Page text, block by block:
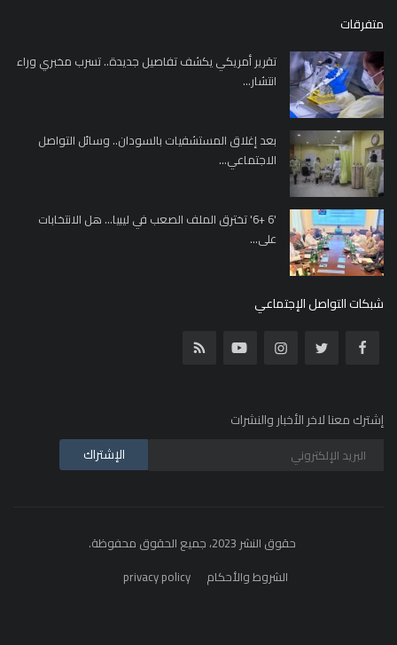
متفرقات
تقرير أمريكي يكشف تفاصيل جديدة.. تسرب مخبري وراء
انتشار...
بعد إغلاق المستشفيات بالسودان.. وسائل التواصل
الاجتماعي...
'6 +6' تخترق الملف الصعب في ليبيا... هل الانتخابات
على...
شبكات التواصل الإجتماعي
إشترك معنا لاخر الأخبار والنشرات
الإشتراك
حقوق النشر 2023، جميع الحقوق محفوظة.
الشروط والأحكام
privacy policy